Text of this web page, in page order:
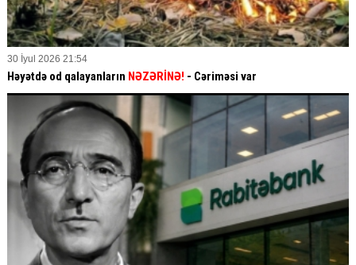
30 İyul 2026 21:54
Həyətdə od qalayanların NƏZƏRİNƏ! - Cəriməsi var